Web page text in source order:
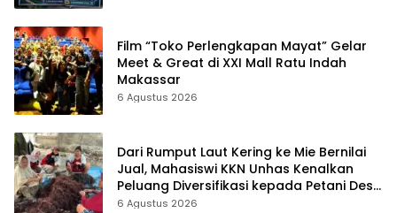
Film “Toko Perlengkapan Mayat” Gelar
Meet & Great di XXI Mall Ratu Indah
Makassar
6 Agustus 2026
Dari Rumput Laut Kering ke Mie Bernilai
Jual, Mahasiswi KKN Unhas Kenalkan
Peluang Diversifikasi kepada Petani Desa
Baruga
6 Agustus 2026